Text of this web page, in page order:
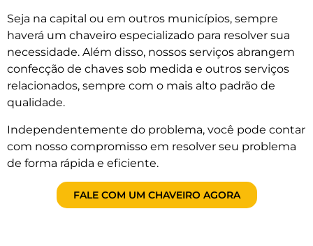
Seja na capital ou em outros municípios, sempre
haverá um chaveiro especializado para resolver sua
necessidade. Além disso, nossos serviços abrangem
confecção de chaves sob medida e outros serviços
relacionados, sempre com o mais alto padrão de
qualidade.
Independentemente do problema, você pode contar
com nosso compromisso em resolver seu problema
de forma rápida e eficiente.
FALE COM UM CHAVEIRO AGORA